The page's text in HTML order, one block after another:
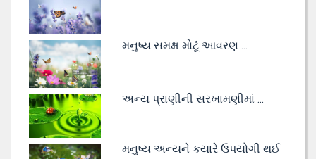
મનુષ્ય સમક્ષ મોટૂં આવરણ ...
અન્ય પ્રાણીની સરખામણીમાં ...
મનુષ્ય અન્યને કયારે ઉપયોગી થઈ